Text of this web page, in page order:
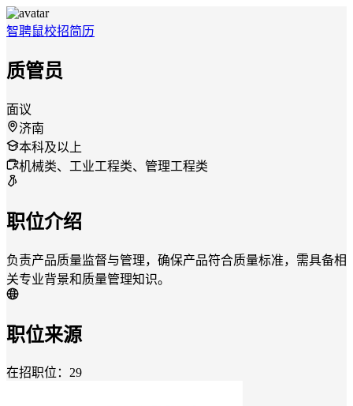
智聘鼠校招简历
质管员
面议
济南
本科及以上
机械类、工业工程类、管理工程类
职位介绍
负责产品质量监督与管理，确保产品符合质量标准，需具备相
关专业背景和质量管理知识。
职位来源
在招职位：29